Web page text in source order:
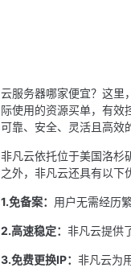
云服务器哪家便宜？这
际使用的资源买单，有效
可靠、安全、灵活且高效
非凡云依托位于美国洛杉
之外，非凡云还具有以下
1.免备案： 用户无需经历
2.高速稳定： 非凡云提供
3.免费更换IP： 非凡云为